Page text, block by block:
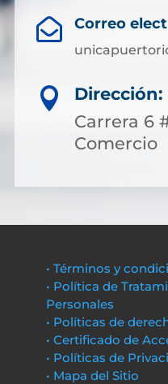
 Correo

Dirección:
Carrera 6
Comercio
• Términos y
• Política de
Personales
• Políticas de
• Certificado de
• Políticas de
• Mapa del Sitio